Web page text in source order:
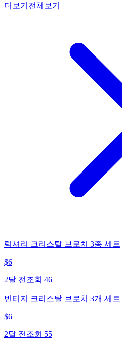
더보기 전체보기
럭셔리 크리스탈 브로치 3종 세트
$6
2달 전 조회 46
빈티지 크리스탈 브로치 3개 세트
$6
2달 전 조회 55